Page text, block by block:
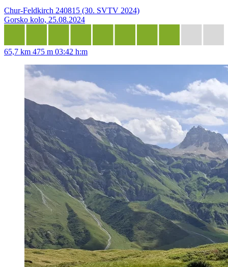
Chur-Feldkirch 240815 (30. SVTV 2024)
Gorsko kolo, 25.08.2024
65,7 km 475 m 03:42 h:m